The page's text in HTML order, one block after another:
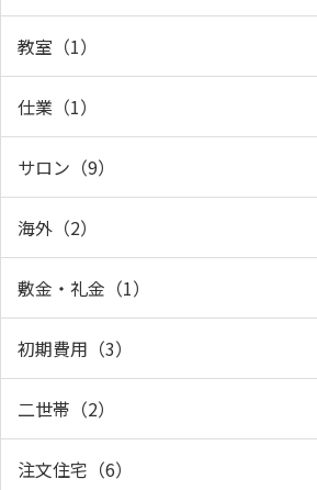
教室（1）
仕業（1）
サロン（9）
海外（2）
敷金・礼金（1）
初期費用（3）
二世帯（2）
注文住宅（6）